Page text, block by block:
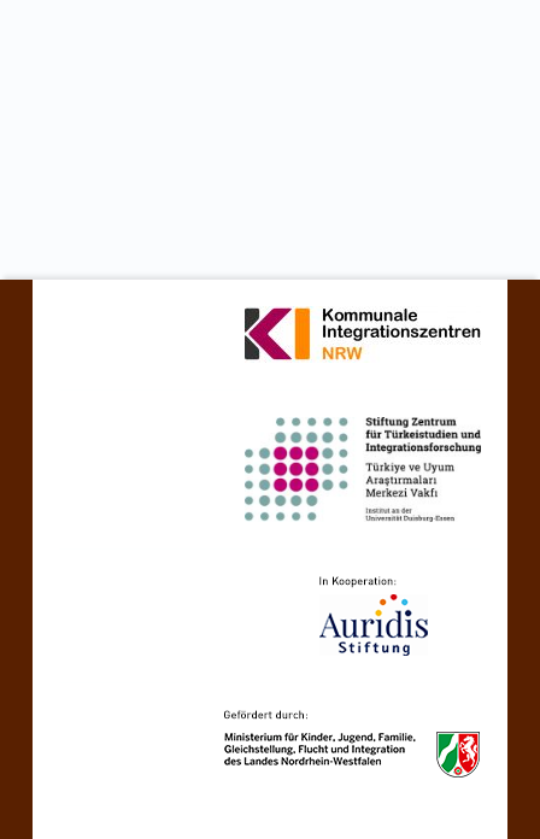
انتقل مرة أخرى إلى التنقل الرئيسي